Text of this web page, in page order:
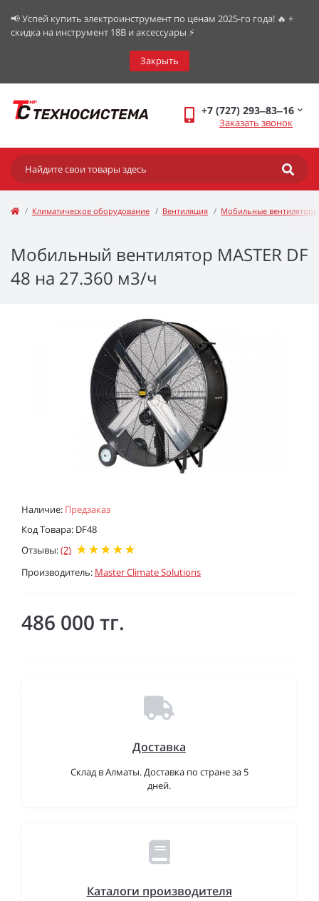
📢 Успей купить электроинструмент по ценам 2025-го года! 🔥 +
скидка на инструмент 18В и аксессуары ⚡️
Закрыть
+7 (727) 293‒83‒16
Заказать звонок
Климатическое оборудование Вентиляция Мобильные вентиляторы
Мобильный вентилятор MASTER DF
48 на 27.360 м3/ч
Наличие: Предзаказ
Код Товара: DF48
Отзывы:(2)
Производитель: Master Climate Solutions
486 000 тг.
Доставка
Склад в Алматы. Доставка по стране за 5
дней.
Каталоги производителя